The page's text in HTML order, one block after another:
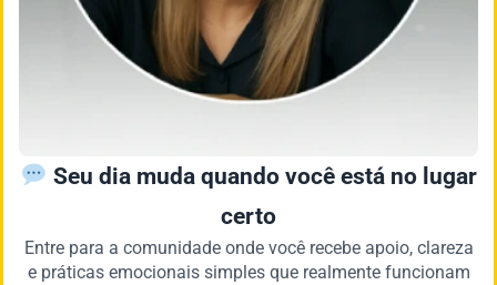
Seu dia muda quando você está no lugar
certo
Entre para a comunidade onde você recebe apoio, clareza
e práticas emocionais simples que realmente funcionam